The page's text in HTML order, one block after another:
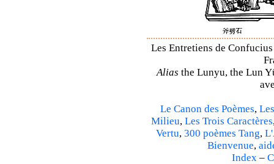
Les Entretiens de
Alias the Lunyu, the Lun
Le Canon des Poèmes,
Milieu, Les Trois Caractères
Vertu, 300 poèmes Tang,
Bienvenue,
Index –